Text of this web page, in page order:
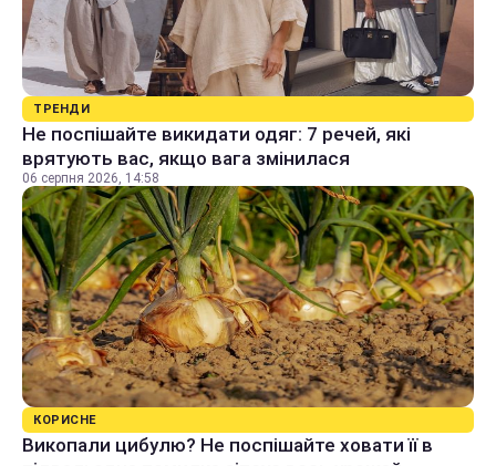
ТРЕНДИ
Не поспішайте викидати одяг: 7 речей, які
врятують вас, якщо вага змінилася
06 серпня 2026, 14:58
КОРИСНЕ
Викопали цибулю? Не поспішайте ховати її в